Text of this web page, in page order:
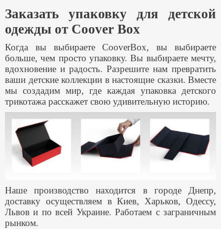
Заказать упаковку для детской
одежды от Coover Box
Когда вы выбираете CooverBox, вы выбираете
больше, чем просто упаковку. Вы выбираете мечту,
вдохновение и радость. Разрешите нам превратить
ваши детские коллекции в настоящие сказки. Вместе
мы создадим мир, где каждая упаковка детского
трикотажа расскажет свою удивительную историю.
Наше производство находится в городе Днепр,
доставку осуществляем в Киев, Харьков, Одессу,
Львов и по всей Украине. Работаем с заграничным
рынком.